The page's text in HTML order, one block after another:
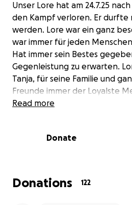
Unser Lore hat am 24.7.25
den Kampf verloren. Er durfte
werden. Lore war ein ganz
war immer für jeden
Hat immer sein Bestes
Gegenleistung zu erwarten.
Tanja, für seine Familie und
Freunde immer der Loyalste
und überall, ob in der Motorrad
Thomas und ich hoffen das wir
die Lore verdient hat.
Leider war Lore finanziell nicht
Read more
Donate
Donations 122